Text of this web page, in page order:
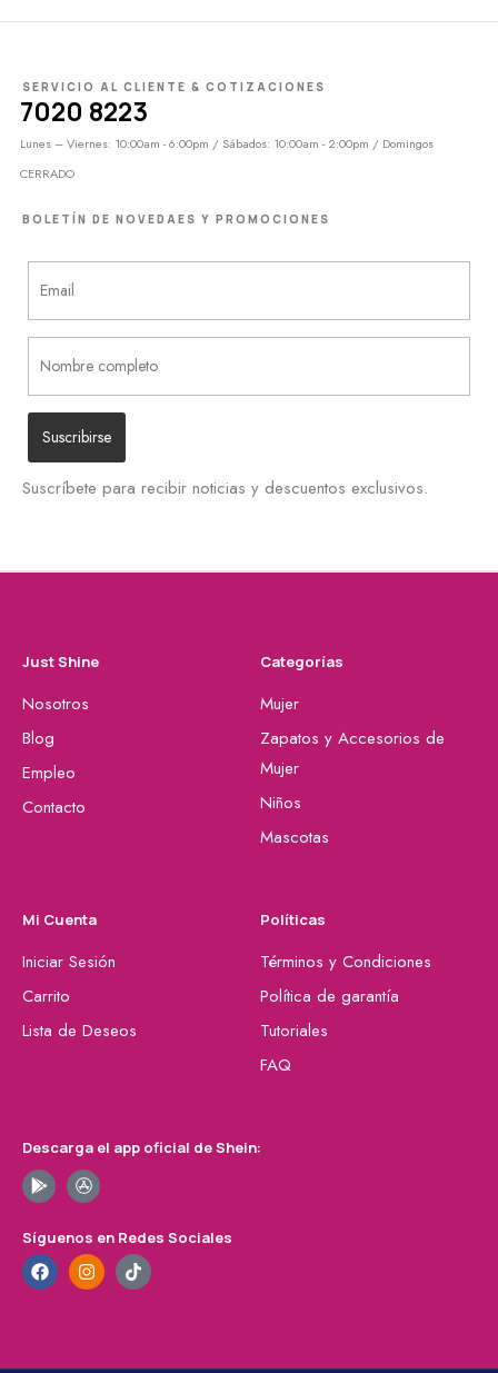
SERVICIO AL CLIENTE & COTIZACIONES
7020 8223
Lunes – Viernes: 10:00am - 6:00pm / Sábados: 10:00am - 2:00pm / Domingos
CERRADO
BOLETÍN DE NOVEDAES Y PROMOCIONES
Suscríbete para recibir noticias y descuentos exclusivos.
Just Shine
Nosotros
Blog
Empleo
Contacto
Categorías
Mujer
Zapatos y Accesorios de
Mujer
Niños
Mascotas
Mi Cuenta
Iniciar Sesión
Carrito
Lista de Deseos
Políticas
Términos y Condiciones
Política de garantía
Tutoriales
FAQ
Descarga el app oficial de Shein:
Síguenos en Redes Sociales